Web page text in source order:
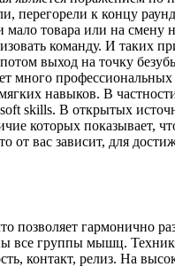
перегорели к концу
товара или на смену
команду. И таких
выход на точку
много
навыков. В
skills. В открытых
которых показывает,
от вас зависит, для
позволяет гармонично
все группы мышц.
контакт, релиз. На